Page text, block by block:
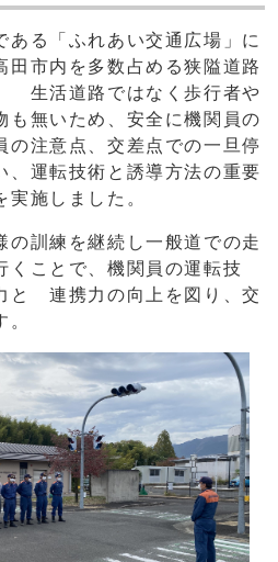
ある「ふれあい交通広場」に
田市内を多数占める狭隘道路
生活道路ではなく歩行者や
も無いため、安全に機関員の
の注意点、交差点での一旦停
、運転技術と誘導方法の重要
実施しました。
の訓練を継続し一般道での走
くことで、機関員の運転技
と 連携力の向上を図り、交